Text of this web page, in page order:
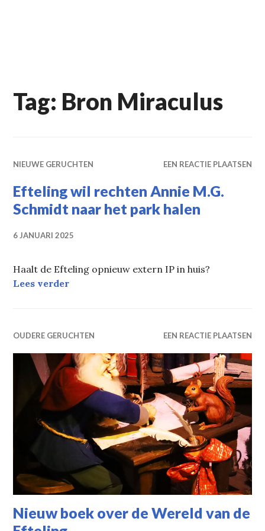
Tag: Bron Miraculus
NIEUWE GERUCHTEN EEN REACTIE PLAATSEN
Efteling wil rechten Annie M.G.
Schmidt naar het park halen
6 JANUARI 2025
Haalt de Efteling opnieuw extern IP in huis?
Lees verderEfteling wil rechten Annie M.G.
OUDERE GERUCHTEN EEN REACTIE PLAATSEN
Nieuw boek over de Wereld van de